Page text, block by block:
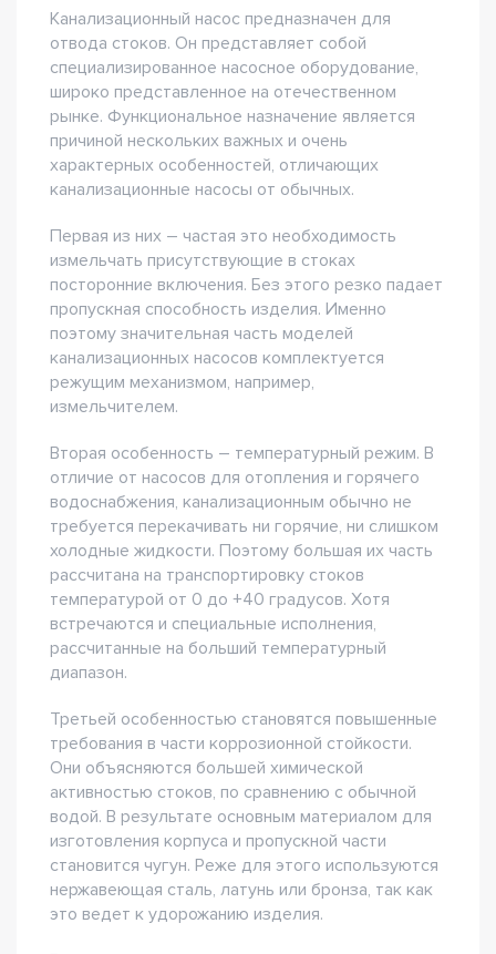
Канализационный насос предназначен для
отвода стоков. Он представляет собой
специализированное насосное оборудование,
широко представленное на отечественном
рынке. Функциональное назначение является
причиной нескольких важных и очень
характерных особенностей, отличающих
канализационные насосы от обычных.
Первая из них – частая это необходимость
измельчать присутствующие в стоках
посторонние включения. Без этого резко падает
пропускная способность изделия. Именно
поэтому значительная часть моделей
канализационных насосов комплектуется
режущим механизмом, например,
измельчителем.
Вторая особенность – температурный режим. В
отличие от насосов для отопления и горячего
водоснабжения, канализационным обычно не
требуется перекачивать ни горячие, ни слишком
холодные жидкости. Поэтому большая их часть
рассчитана на транспортировку стоков
температурой от 0 до +40 градусов. Хотя
встречаются и специальные исполнения,
рассчитанные на больший температурный
диапазон.
Третьей особенностью становятся повышенные
требования в части коррозионной стойкости.
Они объясняются большей химической
активностью стоков, по сравнению с обычной
водой. В результате основным материалом для
изготовления корпуса и пропускной части
становится чугун. Реже для этого используются
нержавеющая сталь, латунь или бронза, так как
это ведет к удорожанию изделия.